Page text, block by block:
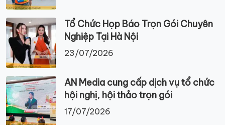
Tổ Chức Họp Báo Trọn Gói Chuyên
Nghiệp Tại Hà Nội
23/07/2026
AN Media cung cấp dịch vụ tổ chức
hội nghị, hội thảo trọn gói
17/07/2026